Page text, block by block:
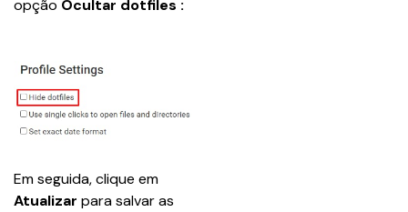
opção Ocultar dotfiles :
Em seguida, clique em
Atualizar para salvar as